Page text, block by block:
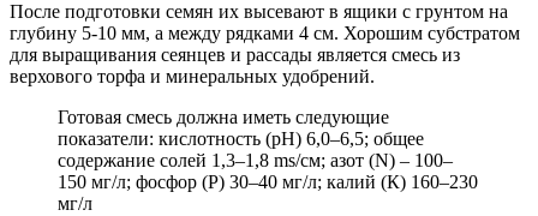
После подготовки семян их высевают в ящики с грунтом на
глубину 5-10 мм, а между рядками 4 см. Хорошим субстратом
для выращивания сеянцев и рассады является смесь из
верхового торфа и минеральных удобрений.
Готовая смесь должна иметь следующие
показатели: кислотность (рН) 6,0–6,5; общее
содержание солей 1,3–1,8 ms/см; азот (N) – 100–
150 мг/л; фосфор (Р) 30–40 мг/л; калий (К) 160–230
мг/л